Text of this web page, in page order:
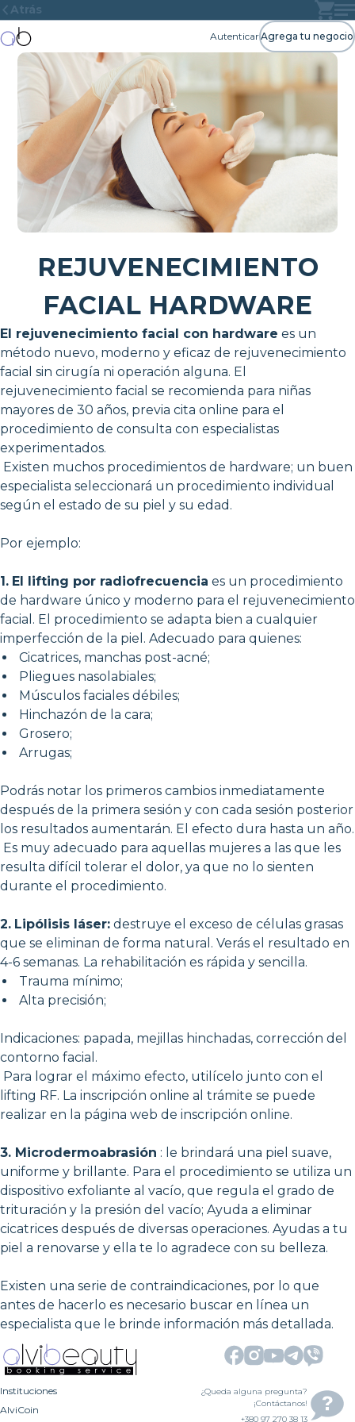
Atrás
AutenticarAgrega tu negocio
REJUVENECIMIENTO
FACIAL HARDWARE
El rejuvenecimiento facial con hardware es un
método nuevo, moderno y eficaz de rejuvenecimiento
facial sin cirugía ni operación alguna. El
rejuvenecimiento facial se recomienda para niñas
mayores de 30 años, previa cita online para el
procedimiento de consulta con especialistas
experimentados.
Existen muchos procedimientos de hardware; un buen
especialista seleccionará un procedimiento individual
según el estado de su piel y su edad.
Por ejemplo:
1. El lifting por radiofrecuencia es un procedimiento
de hardware único y moderno para el rejuvenecimiento
facial. El procedimiento se adapta bien a cualquier
imperfección de la piel. Adecuado para quienes:
Cicatrices, manchas post-acné;
Pliegues nasolabiales;
Músculos faciales débiles;
Hinchazón de la cara;
Grosero;
Arrugas;
Podrás notar los primeros cambios inmediatamente
después de la primera sesión y con cada sesión posterior
los resultados aumentarán. El efecto dura hasta un año.
Es muy adecuado para aquellas mujeres a las que les
resulta difícil tolerar el dolor, ya que no lo sienten
durante el procedimiento.
2. Lipólisis láser: destruye el exceso de células grasas
que se eliminan de forma natural. Verás el resultado en
4-6 semanas. La rehabilitación es rápida y sencilla.
Trauma mínimo;
Alta precisión;
Indicaciones: papada, mejillas hinchadas, corrección del
contorno facial.
Para lograr el máximo efecto, utilícelo junto con el
lifting RF. La inscripción online al trámite se puede
realizar en la página web de inscripción online.
3. Microdermoabrasión : le brindará una piel suave,
uniforme y brillante. Para el procedimiento se utiliza un
dispositivo exfoliante al vacío, que regula el grado de
trituración y la presión del vacío; Ayuda a eliminar
cicatrices después de diversas operaciones. Ayudas a tu
piel a renovarse y ella te lo agradece con su belleza.
Existen una serie de contraindicaciones, por lo que
antes de hacerlo es necesario buscar en línea un
especialista que le brinde información más detallada.
Instituciones
AlviCoin
¿Queda alguna pregunta?
¡Contáctanos!
+380 97 270 38 13